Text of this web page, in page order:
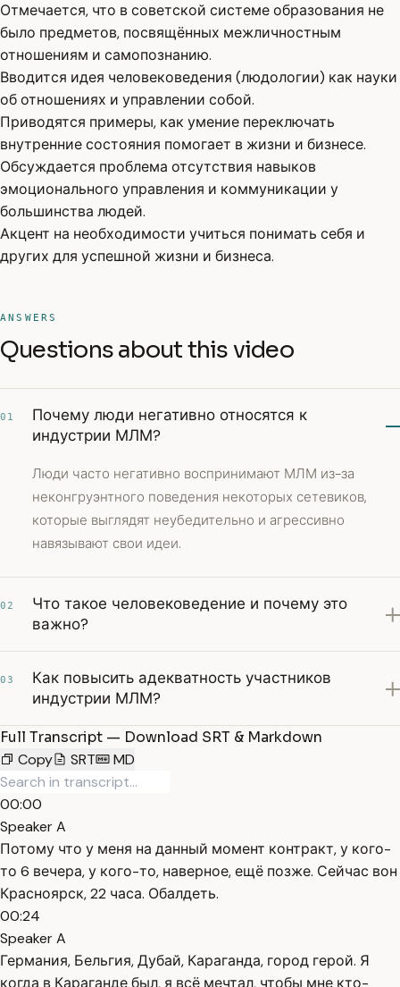
Отмечается, что в советской системе образования не
было предметов, посвящённых межличностным
отношениям и самопознанию.
Вводится идея человековедения (людологии) как науки
об отношениях и управлении собой.
Приводятся примеры, как умение переключать
внутренние состояния помогает в жизни и бизнесе.
Обсуждается проблема отсутствия навыков
эмоционального управления и коммуникации у
большинства людей.
Акцент на необходимости учиться понимать себя и
других для успешной жизни и бизнеса.
ANSWERS
Questions about this video
01
Почему люди негативно относятся к
индустрии МЛМ?
Люди часто негативно воспринимают МЛМ из-за
неконгруэнтного поведения некоторых сетевиков,
которые выглядят неубедительно и агрессивно
навязывают свои идеи.
02
Что такое человековедение и почему это
важно?
03
Как повысить адекватность участников
индустрии МЛМ?
Full Transcript — Download SRT & Markdown
Copy
SRT MD
00:00
Speaker A
Потому что у меня на данный момент контракт, у кого-
то 6 вечера, у кого-то, наверное, ещё позже. Сейчас вон
Красноярск, 22 часа. Обалдеть.
00:24
Speaker A
Германия, Бельгия, Дубай, Караганда, город герой. Я
когда в Караганде был, я всё мечтал, чтобы мне кто-